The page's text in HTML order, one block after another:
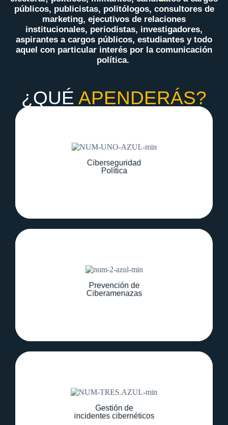
públicos, publicistas, politólogos, consultores de
marketing, ejecutivos de relaciones
institucionales, periodistas, investigadores,
aspirantes a cargos públicos, estudiantes y todo
aquel con particular interés por la comunicación
política.
¿QUÉ APENDERÁS?
Ciberseguridad
Política
Conoce los conceptos básicos de
político, identificando riesgos y amenazas
clave.
Prevención de
Ciberamenazas
Aprende a detectar vulnerabilidades y
aplicar medidas preventivas para proteger
datos sensibles y procesos electorales.
Gestión de
incidentes cibernéticos
Descubre cómo responder eficazmente a
ataques cibernéticos, minimizando daños y
restaurando sistemas afectados.